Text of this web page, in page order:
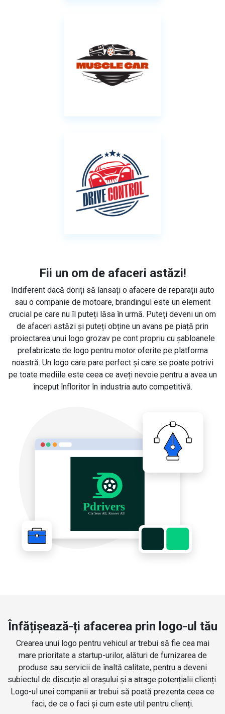
Fii un om de afaceri astăzi!
Indiferent dacă doriți să lansați o afacere de reparații auto
sau o companie de motoare, brandingul este un element
crucial pe care nu îl puteți lăsa în urmă. Puteți deveni un om
de afaceri astăzi și puteți obține un avans pe piață prin
proiectarea unui logo grozav pe cont propriu cu șabloanele
prefabricate de logo pentru motor oferite pe platforma
noastră. Un logo care pare perfect și care se poate potrivi
pe toate mediile este ceea ce aveți nevoie pentru a avea un
început înfloritor în industria auto competitivă.
Înfățișează-ți afacerea prin logo-ul tău
Crearea unui logo pentru vehicul ar trebui să fie cea mai
mare prioritate a startup-urilor, alături de furnizarea de
produse sau servicii de înaltă calitate, pentru a deveni
subiectul de discuție al orașului și a atrage potențialii clienți.
Logo-ul unei companii ar trebui să poată prezenta ceea ce
faci, de ce o faci și cum este util pentru clienți.